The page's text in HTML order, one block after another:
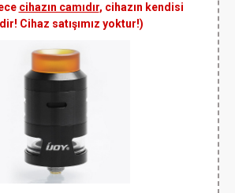
cihazın camıdır, cihazın kendisi
Cihaz satışımız yoktur!)